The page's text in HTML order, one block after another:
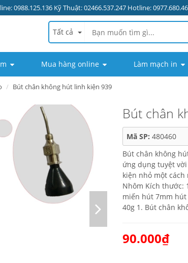
0988.125.136 Kỹ Thuật: 02466.537.247 Hotline:
Tất cả
Mua hàng online Làm mạch in
Bút chân không hút linh kiện 939
Bút chân
Mã SP: 480460
Bút chân không
ứng dụng tuyệt
kiện nhỏ một cách
Nhôm Kích thước:
miến hút 7mm
40g 1. Bút chân
90.000₫